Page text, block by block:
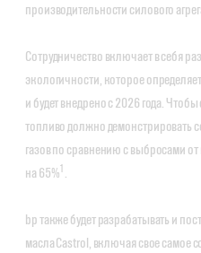
производительности силового
Сотрудничество включает в себя
экологичности, которое
и будет внедрено с 2026 года.
топливо должно демонстрировать
газов по сравнению с выбросами
на 65%1
bp также будет разрабатывать и
масла Castrol, включая свое самое